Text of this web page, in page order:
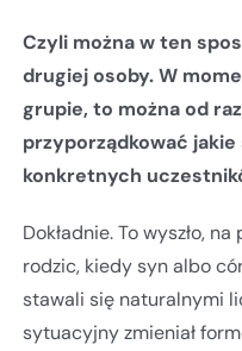
Czyli można w ten
drugiej osoby. W
grupie, to można od
przyporządkować jakie
konkretnych
Dokładnie. To wyszło,
rodzic, kiedy syn albo
stawali się naturalnymi
sytuacyjny zmieniał